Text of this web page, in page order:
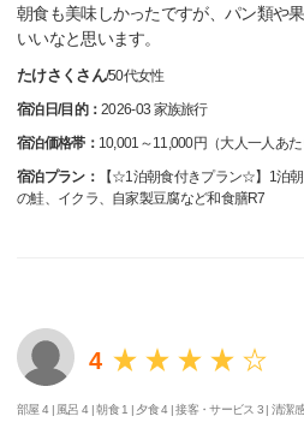
朝食も美味しかったですが、パン類や
いいなと思います。
たけさくさん/50代女性
宿泊日/目的：2026-03 家族旅行
宿泊価格帯： 10,001～11,000円（大人一人あた
宿泊プラン：
【☆1泊朝食付きプラン☆】1泊
の鮭、イクラ、自家製豆腐など和食膳R7
4
部屋 4 | 風呂 4 |朝食 1 | 夕食 4 |接客・サービス 3 |清潔